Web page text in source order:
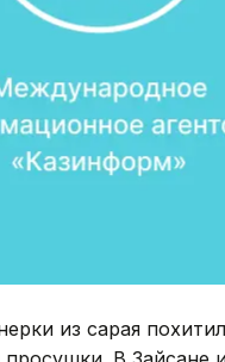
из сарая